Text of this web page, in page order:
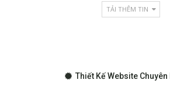
TẢI THÊM TIN
Thiết Kế Website